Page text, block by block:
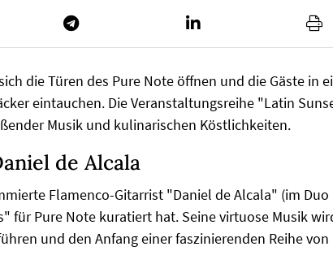
die Türen des Pure Note öffnen und die Gäste in
eintauchen. Die Veranstaltungsreihe "Latin
Musik und kulinarischen Köstlichkeiten.
de Alcala
Flamenco-Gitarrist "Daniel de Alcala" (im Duo
für Pure Note kuratiert hat. Seine virtuose Musik
und den Anfang einer faszinierenden Reihe von